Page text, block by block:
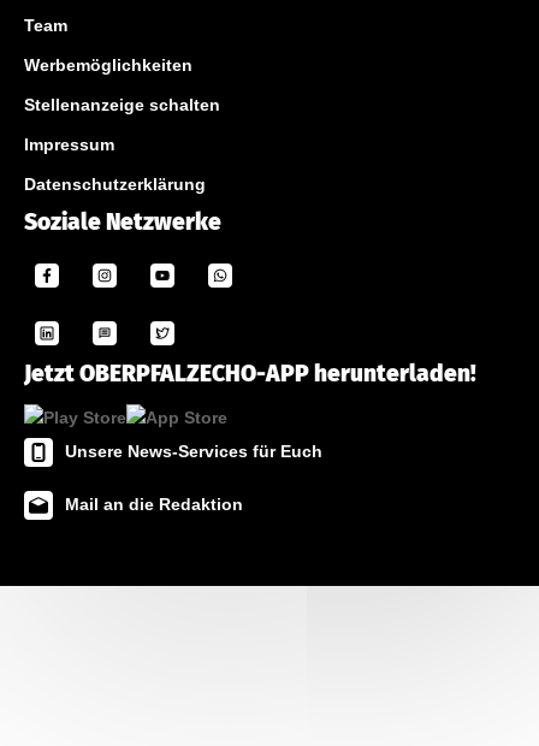
Team
Werbemöglichkeiten
Stellenanzeige schalten
Impressum
Datenschutzerklärung
Soziale Netzwerke
Jetzt OBERPFALZECHO-APP herunterladen!
Unsere News-Services für Euch
Mail an die Redaktion